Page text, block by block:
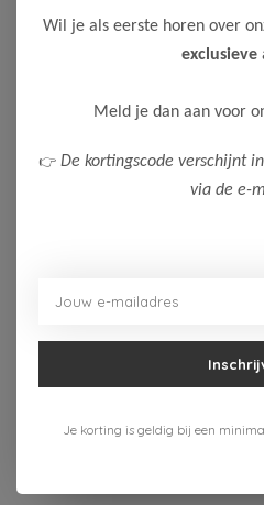
The
The
11,00
11,50
Wil je als eerste horen over
exclusieve
Meld je dan aan voor
👉 De kortingscode verschijnt
via de e-
Je korting is geldig bij een